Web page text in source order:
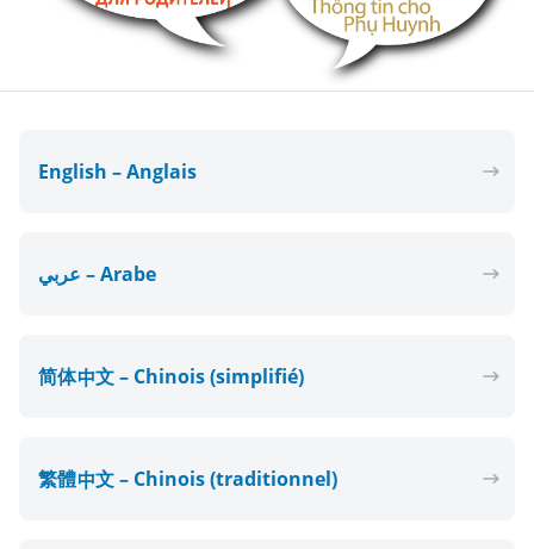
English – Anglais
عربي – Arabe
简体中文 – Chinois (simplifié)
繁體中文 – Chinois (traditionnel)